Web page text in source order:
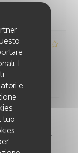
I
e
tuo
/5
pour le
souvenir.
retournée et
d'y retrouver la